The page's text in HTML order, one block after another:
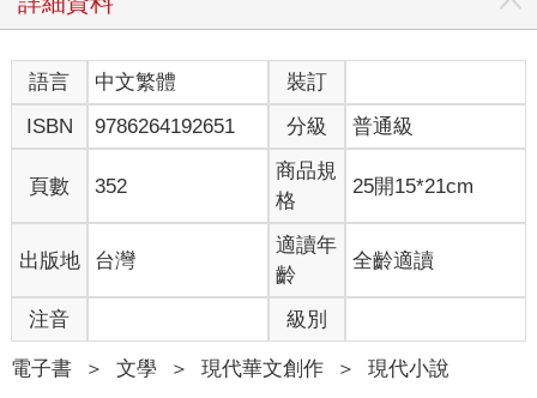
而是充滿生機的番茄紅。紅土聞起來有新雨和朝陽的氣味，也有
種在漫長時間裡悶熬過的厚濁氣味。我抓了一把土，在太陽下仔
細瞧，土壤裡成千上萬微小的顆粒閃閃發亮，如小眼睛般眨啊眨
的。
我們租來的車子在紅土上奔馳，揚起兩道塵沙，早上才洗過的窗
子，又被飛塵所覆蓋。有時我打開窗，想要看清楚外面的景色，
「妳不怕過敏嗎？」她提醒我。
她忘了我們現在不在臺北。在這個幾乎沒有開發工程的貝里斯，
沒有空氣汙染的問題，我的鼻子得到重生，從原本紅腫阻塞的廢
棄器官，變成順暢敏捷的接受器，把周遭環境裡各種氣味都無條
件地吸納進來。
語言 中文繁體
裝訂
ISBN
9786264192651 分級 普通級
頁數 352
商品規
格
25開15*21cm
出版地 台灣
適讀年
齡
全齡適讀
注音 級別
電子書 ＞ 文學 ＞ 現代華文創作 ＞ 現代小說